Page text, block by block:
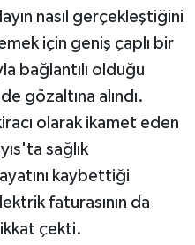
nasıl gerçekleştiğini
için geniş çaplı bir
bağlantılı olduğu
gözaltına alındı.
olarak ikamet eden
sağlık
kaybettiği
faturasının da
çekti.